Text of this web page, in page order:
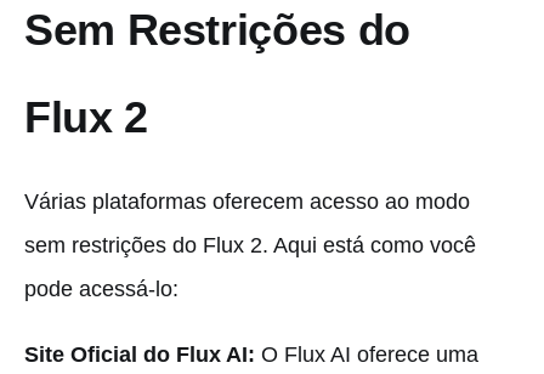
Sem Restrições do
Flux 2
Várias plataformas oferecem acesso ao modo
sem restrições do Flux 2. Aqui está como você
pode acessá-lo:
Site Oficial do Flux AI: O Flux AI oferece uma